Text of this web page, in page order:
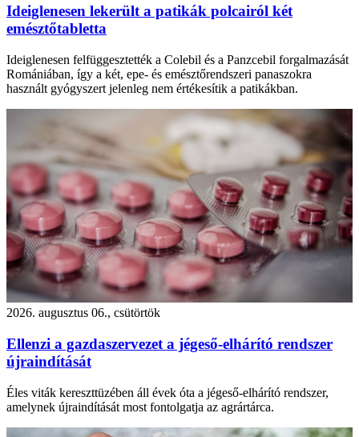
Ideiglenesen lekerült a patikák polcairól két
emésztőtabletta
Ideiglenesen felfüggesztették a Colebil és a Panzcebil forgalmazását
Romániában, így a két, epe- és emésztőrendszeri panaszokra
használt gyógyszert jelenleg nem értékesítik a patikákban.
2026. augusztus 06., csütörtök
Ellenzi a gazdaszervezet a jégeső-elhárító rendszer
újraindítását
Éles viták kereszttüzében áll évek óta a jégeső-elhárító rendszer,
amelynek újraindítását most fontolgatja az agrártárca.